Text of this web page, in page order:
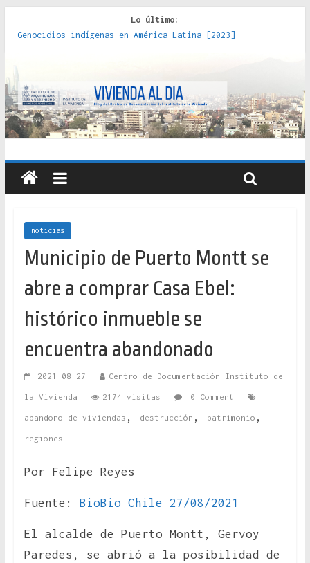
Lo último:
Genocidios indígenas en América Latina [2023]
políticas, prácticas y representaciones [2022]
crítica de las fronteras latinoamericanas [2020]
Criterios técnicos para una vivienda adecuada [2019]
Red de consultorios de la Caja del Seguro Obrero en
Santiago : un patrimonio emblemático [2014]
noticias
Municipio de Puerto Montt se
abre a comprar Casa Ebel:
histórico inmueble se
encuentra abandonado
2021-08-27 Centro de Documentación Instituto de
la Vivienda 2174 visitas 0 Comment
abandono de viviendas , destrucción , patrimonio ,
regiones
Por Felipe Reyes
Fuente: BioBio Chile 27/08/2021
El alcalde de Puerto Montt, Gervoy
Paredes, se abrió a la posibilidad de